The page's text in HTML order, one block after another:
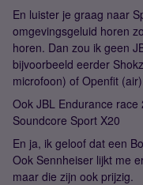
En luister je graag naar
omgevingsgeluid horen
horen. Dan zou ik geen
bijvoorbeeld eerder
microfoon) of Openfit
Ook JBL Endurance
Soundcore Sport X20
En ja, ik geloof dat een
Ook Sennheiser lijkt me
maar die zijn ook prijzig.